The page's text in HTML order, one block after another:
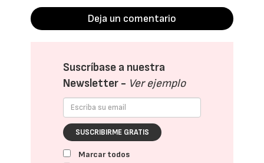
Deja un comentario
Suscríbase a nuestra
Newsletter - Ver ejemplo
SUSCRIBIRME GRATIS
Marcar todos